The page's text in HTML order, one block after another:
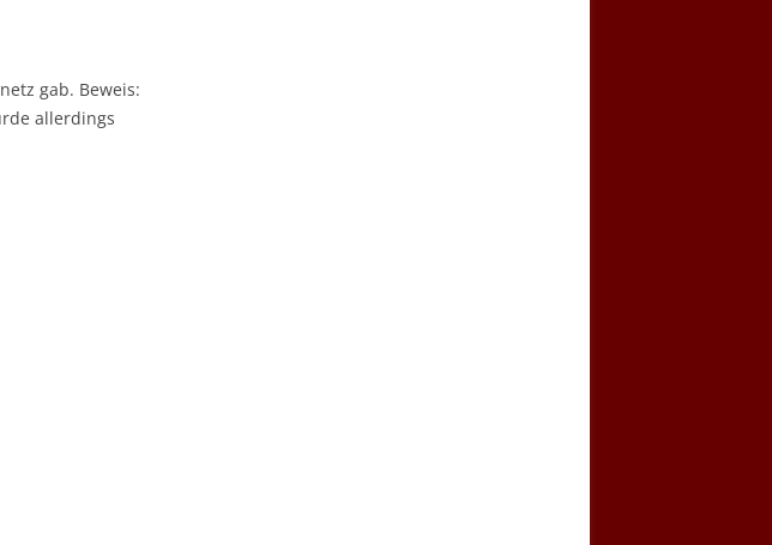
gab. Beweis:
allerdings